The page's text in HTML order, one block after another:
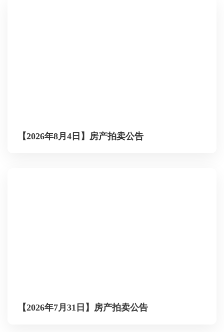
【2026年8月4日】房产拍卖公告
【2026年7月31日】房产拍卖公告